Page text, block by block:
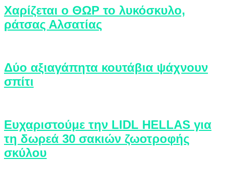
Χαρίζεται ο ΘΩΡ το λυκόσκυλο,
ράτσας Αλσατίας
Δύο αξιαγάπητα κουτάβια ψάχνουν
σπίτι
Ευχαριστούμε την LIDL HELLAS για
τη δωρεά 30 σακιών ζωοτροφής
σκύλου